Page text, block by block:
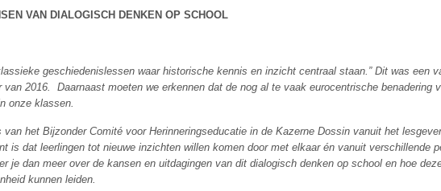
VAN DIALOGISCH DENKEN OP SCHOOL
geschiedenislessen waar historische kennis en inzicht centraal staan.” Dit was een
2016. Daarnaast moeten we erkennen dat de nog al te vaak eurocentrische benadering
onze klassen.
het Bijzonder Comité voor Herinneringseducatie in de Kazerne Dossin vanuit het
is dat leerlingen tot nieuwe inzichten willen komen door met elkaar én vanuit verschillende
je dan meer over de kansen en uitdagingen van dit dialogisch denken op school en hoe
kunnen leiden.